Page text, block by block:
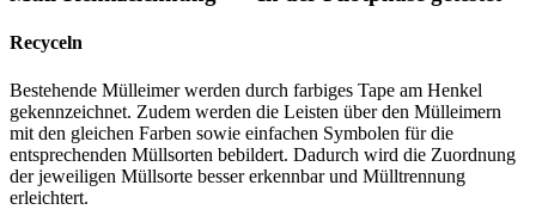
Recyceln
Bestehende Mülleimer werden durch farbiges Tape am Henkel
gekennzeichnet. Zudem werden die Leisten über den Mülleimern
mit den gleichen Farben sowie einfachen Symbolen für die
entsprechenden Müllsorten bebildert. Dadurch wird die Zuordnung
der jeweiligen Müllsorte besser erkennbar und Mülltrennung
erleichtert.